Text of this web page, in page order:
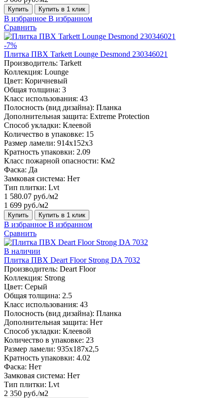
Купить Купить в 1 клик
В избранное В избранном
Сравнить
-7%
Плитка ПВХ Tarkett Lounge Desmond 230346021
Производитель: Tarkett
Коллекция: Lounge
Цвет: Коричневый
Общая толщина: 3
Класс использования: 43
Полосность (вид дизайна): Планка
Дополнительная защита: Extreme Protection
Способ укладки: Клеевой
Количество в упаковке: 15
Размер ламели: 914x152x3
Кратность упаковки: 2.09
Класс пожарной опасности: Км2
Фаска: Да
Замковая система: Нет
Тип плитки: Lvt
1 580.07 руб./м2
1 699 руб./м2
Купить Купить в 1 клик
В избранное В избранном
Сравнить
В наличии
Плитка ПВХ Deart Floor Strong DA 7032
Производитель: Deart Floor
Коллекция: Strong
Цвет: Серый
Общая толщина: 2.5
Класс использования: 43
Полосность (вид дизайна): Планка
Дополнительная защита: Нет
Способ укладки: Клеевой
Количество в упаковке: 23
Размер ламели: 935х187х2,5
Кратность упаковки: 4.02
Фаска: Нет
Замковая система: Нет
Тип плитки: Lvt
2 350 руб./м2